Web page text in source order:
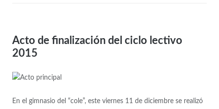
Acto de finalización del ciclo lectivo
2015
En el gimnasio del “cole”, este viernes 11 de diciembre se realizó